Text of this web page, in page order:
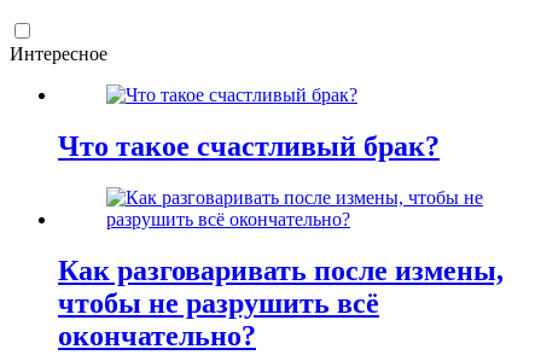
Интересное
Что такое счастливый брак?
Как разговаривать после измены,
чтобы не разрушить всё
окончательно?